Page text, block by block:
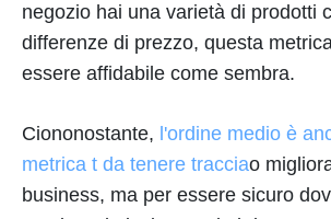
negozio hai una varietà di prodotti
differenze di prezzo, questa
essere affidabile come sembra.
Ciononostante, l'ordine medio è
metrica t da tenere tracciao
business, ma per essere sicuro